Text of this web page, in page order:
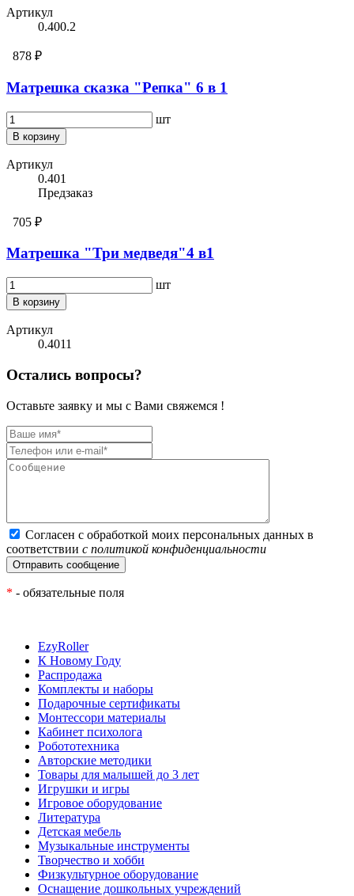
Артикул
0.400.2
878 ₽
Матрешка сказка "Репка" 6 в 1
шт
В корзину
Артикул
0.401
Предзаказ
705 ₽
Матрешка "Три медведя"4 в1
шт
В корзину
Артикул
0.4011
Остались вопросы?
Оставьте заявку и мы с Вами свяжемся !
Согласен с обработкой моих персональных данных в
соответствии с политикой конфиденциальности
* - обязательные поля
EzyRoller
К Новому Году
Распродажа
Комплекты и наборы
Подарочные сертификаты
Монтессори материалы
Кабинет психолога
Робототехника
Авторские методики
Товары для малышей до 3 лет
Игрушки и игры
Игровое оборудование
Литература
Детская мебель
Музыкальные инструменты
Творчество и хобби
Физкультурное оборудование
Оснащение дошкольных учреждений